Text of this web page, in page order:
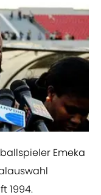
Emeka
1994.